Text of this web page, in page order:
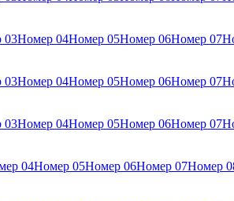
03Номер 04Номер 05Номер 06Номер 07
03Номер 04Номер 05Номер 06Номер 07
03Номер 04Номер 05Номер 06Номер 07
04Номер 05Номер 06Номер 07Номер